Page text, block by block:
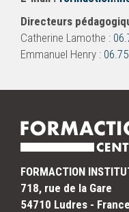
Directeurs
Catherine Lamothe :
Emmanuel Henry :
FORMACTION
718, rue de la Gare
54710 Ludres - France